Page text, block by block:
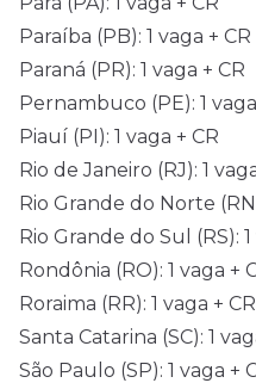
Paraíba (PB): 1 vaga + CR
Paraná (PR): 1 vaga + CR
Pernambuco (PE): 1
Piauí (PI): 1 vaga + CR
Rio de Janeiro (RJ): 1
Rio Grande do Norte
Rio Grande do Sul (RS): 1
Rondônia (RO): 1 vaga +
Roraima (RR): 1 vaga + CR
Santa Catarina (SC): 1
São Paulo (SP): 1 vaga +